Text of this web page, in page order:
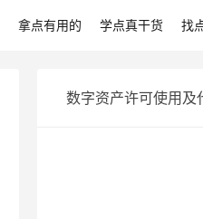
拿点有用的 学点真干货 找
数字资产许可使用及